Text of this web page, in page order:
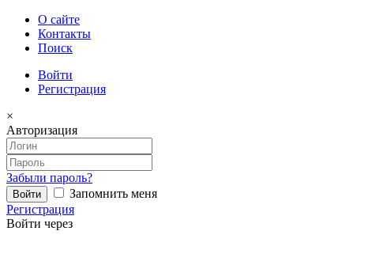
О сайте
Контакты
Поиск
Войти
Регистрация
×
Авторизация
Забыли пароль?
Запомнить меня
Регистрация
Войти через